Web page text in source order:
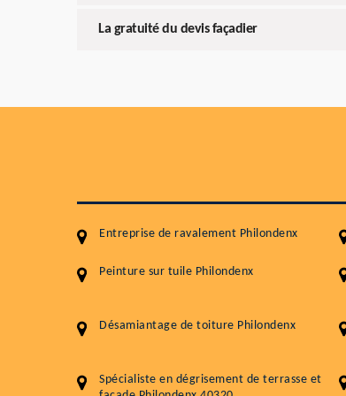
La gratuité du devis façadier
Entreprise de ravalement Philondenx
Peinture sur tuile Philondenx
Désamiantage de toiture Philondenx
Spécialiste en dégrisement de terrasse et